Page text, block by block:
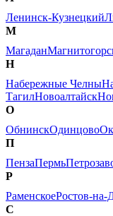
Ленинск-Кузнецкий
М
Магадан
Н
Набережные Челны
ТагилНовоалтайск
О
ОбнинскОдинцово
П
ПензаПермь
Р
РаменскоеРостов-на-
С